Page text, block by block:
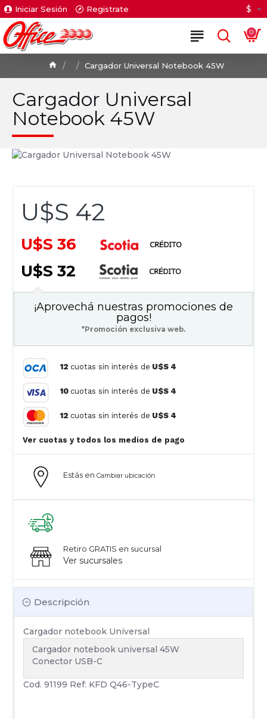
Iniciar Sesión Registrate $
0
Cargador Universal Notebook 45W
Cargador Universal
Notebook 45W
U$S 42
U$S 36
U$S 32
Descripción
Cargador notebook Universal
Cargador notebook universal 45W
Conector USB-C
Cod. 91199 Ref: KFD Q46-TypeC
Estás en Cambiar ubicación
Retiro GRATIS en sucursal
Ver sucursales
¡Aprovechá nuestras promociones de
pagos!
*Promoción exclusiva web.
12 cuotas sin interés de U$S 4
10 cuotas sin interés de U$S 4
12 cuotas sin interés de U$S 4
Ver cuotas y todos los medios de pago